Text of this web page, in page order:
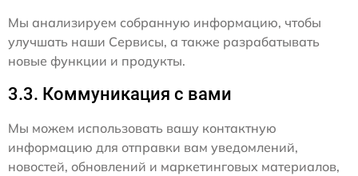
Мы анализируем собранную информацию, чтобы
улучшать наши Сервисы, а также разрабатывать
новые функции и продукты.
3.3. Коммуникация с вами
Мы можем использовать вашу контактную
информацию для отправки вам уведомлений,
новостей, обновлений и маркетинговых материалов,